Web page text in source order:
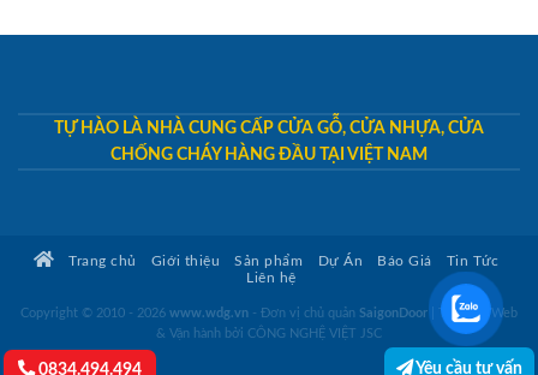
TỰ HÀO LÀ NHÀ CUNG CẤP CỬA GỖ, CỬA NHỰA, CỬA
CHỐNG CHÁY HÀNG ĐẦU TẠI VIỆT NAM
Trang chủ Giới thiệu Sản phẩm Dự Án Báo Giá
Tin Tức
Liên hệ
Copyright © 2010 - 2026 www.wdg.vn - Đơn vị chủ quản SaigonDoor
Thiết kế Web
& Vận hành bởi CÔNG NGHỆ VIỆT JSC
0834.494.494 Yêu cầu tư vấn